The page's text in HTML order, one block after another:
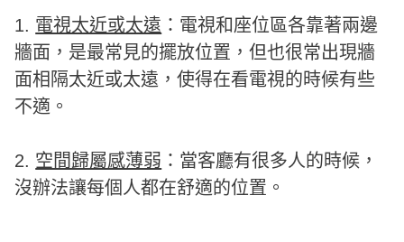
1. 電視太近或太遠 ：電視和座位區各靠著兩邊
牆面，是最常見的擺放位置，但也很常出現牆
面相隔太近或太遠，使得在看電視的時候有些
不適。
2. 空間歸屬感薄弱 ：當客廳有很多人的時候，
沒辦法讓每個人都在舒適的位置。